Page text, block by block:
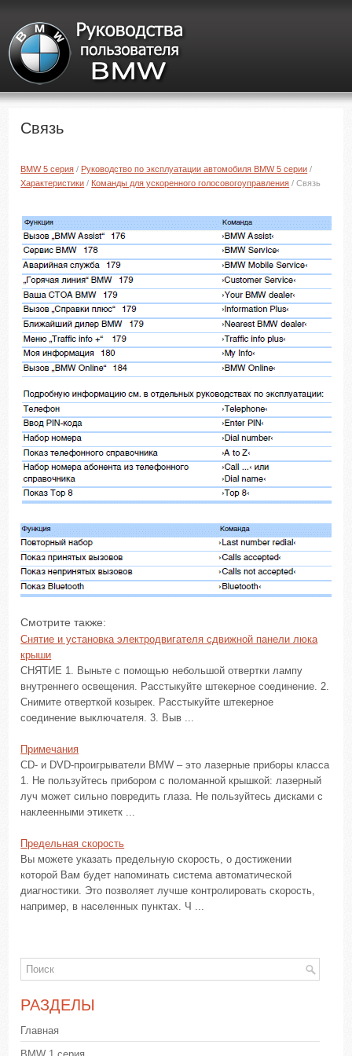
Связь
BMW 5 серия / Руководство по эксплуатации автомобиля BMW 5 серии /
Характеристики / Команды для ускоренного голосовогоуправления / Связь
Смотрите также:
Снятие и установка электродвигателя сдвижной панели люка
крыши
СНЯТИЕ 1. Выньте с помощью небольшой отвертки лампу
внутреннего освещения. Расстыкуйте штекерное соединение. 2.
Снимите отверткой козырек. Расстыкуйте штекерное
соединение выключателя. 3. Выв ...
Примечания
CD- и DVD-проигрыватели BMW – это лазерные приборы класса
1. Не пользуйтесь прибором с поломанной крышкой: лазерный
луч может сильно повредить глаза. Не пользуйтесь дисками с
наклеенными этикетк ...
Предельная скорость
Вы можете указать предельную скорость, о достижении
которой Вам будет напоминать система автоматической
диагностики. Это позволяет лучше контролировать скорость,
например, в населенных пунктах. Ч ...
РАЗДЕЛЫ
Главная